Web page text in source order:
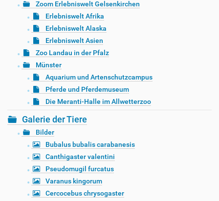
Zoom Erlebniswelt Gelsenkirchen
Erlebniswelt Afrika
Erlebniswelt Alaska
Erlebniswelt Asien
Zoo Landau in der Pfalz
Münster
Aquarium und Artenschutzcampus
Pferde und Pferdemuseum
Die Meranti-Halle im Allwetterzoo
Galerie der Tiere
Bilder
Bubalus bubalis carabanesis
Canthigaster valentini
Pseudomugil furcatus
Varanus kingorum
Cercocebus chrysogaster